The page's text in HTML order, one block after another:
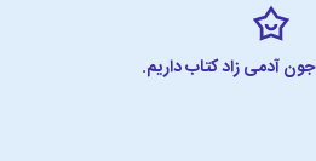
جون آدمی زاد کتاب داریم.